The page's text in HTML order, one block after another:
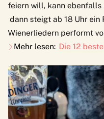
feiern will, kann ebenfalls
dann steigt ab 18 Uhr ein
Wienerliedern performt
Mehr lesen: Die 12